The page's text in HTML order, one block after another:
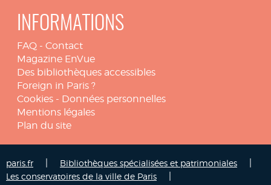
INFORMATIONS
FAQ - Contact
Magazine EnVue
Des bibliothèques accessibles
Foreign in Paris ?
Cookies - Données personnelles
Mentions légales
Plan du site
paris.fr Bibliothèques spécialisées et patrimoniales
Les conservatoires de la ville de Paris